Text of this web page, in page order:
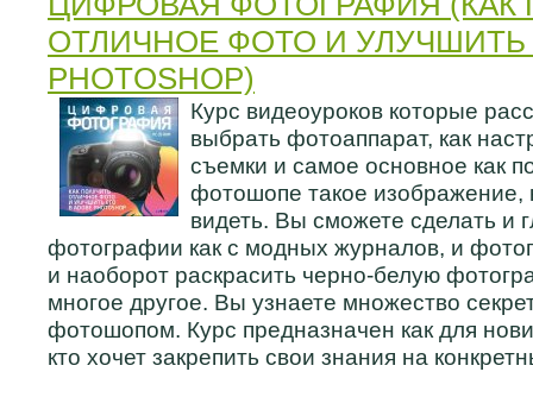
ОТЛИЧНОЕ ФОТО И УЛУЧШИТЬ
PHOTOSHOP)
Курс видеоуроков которые
выбрать фотоаппарат, как
съемки и самое основное как
фотошопе такое изображение,
видеть. Вы сможете сделать и
фотографии как с модных журналов, и
и наоборот раскрасить черно-белую
многое другое. Вы узнаете множество
фотошопом. Курс предназначен как для
кто хочет закрепить свои знания на